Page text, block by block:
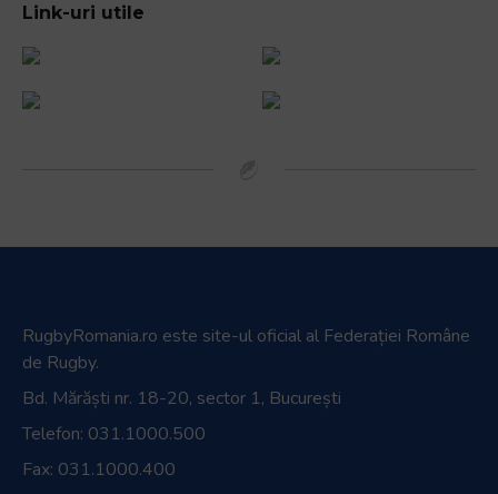
Link-uri utile
RugbyRomania.ro este site-ul oficial al Federației Române
de Rugby.
Bd. Mărăști nr. 18-20, sector 1, București
Telefon: 031.1000.500
Fax: 031.1000.400